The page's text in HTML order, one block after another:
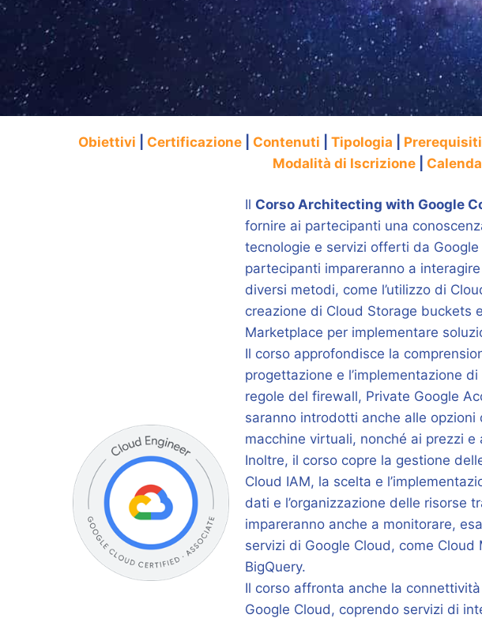
Obiettivi Certificazione Contenuti Tipologia Prerequisiti
Modalità di Iscrizione
Il Corso Architecting with Google
fornire ai partecipanti una
tecnologie e servizi offerti da
partecipanti impareranno a
diversi metodi, come l’utilizzo di
creazione di Cloud Storage buckets
Marketplace per implementare
Il corso approfondisce la
progettazione e l’implementazione
regole del firewall, Private Google
saranno introdotti anche alle opzioni
macchine virtuali, nonché ai prezzi
Inoltre, il corso copre la gestione
Cloud IAM, la scelta e
dati e l’organizzazione delle risorse
impareranno anche a monitorare,
servizi di Google Cloud, come
BigQuery.
Il corso affronta anche la
Google Cloud, coprendo servizi di